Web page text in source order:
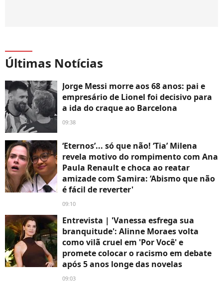
Últimas Notícias
Jorge Messi morre aos 68 anos: pai e
empresário de Lionel foi decisivo para
a ida do craque ao Barcelona
09:38
‘Eternos’... só que não! ‘Tia’ Milena
revela motivo do rompimento com Ana
Paula Renault e choca ao reatar
amizade com Samira: ‘Abismo que não
é fácil de reverter'
09:10
Entrevista | 'Vanessa esfrega sua
branquitude': Alinne Moraes volta
como vilã cruel em 'Por Você' e
promete colocar o racismo em debate
após 5 anos longe das novelas
09:03